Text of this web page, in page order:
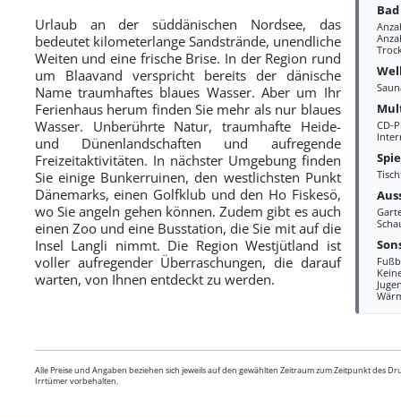
Bad
CD-
Urlaub an der süddänischen Nordsee, das
bedeutet kilometerlange Sandstrände, unendliche
Weiten und eine frische Brise. In der Region rund
um Blaavand verspricht bereits der dänische
Name traumhaftes blaues Wasser. Aber um Ihr
Ferienhaus herum finden Sie mehr als nur blaues
Wasser. Unberührte Natur, traumhafte Heide-
und Dünenlandschaften und aufregende
Freizeitaktivitäten. In nächster Umgebung finden
Sie einige Bunkerruinen, den westlichsten Punkt
Dänemarks, einen Golfklub und den Ho Fiskesö,
wo Sie angeln gehen können. Zudem gibt es auch
einen Zoo und eine Busstation, die Sie mit auf die
Insel Langli nimmt. Die Region Westjütland ist
voller aufregender Überraschungen, die darauf
warten, von Ihnen entdeckt zu werden.
Alle Preise und Angaben beziehen sich jeweils auf den gewählten Zeitraum zum Zeitpunkt des
Irrtümer vorbehalten.